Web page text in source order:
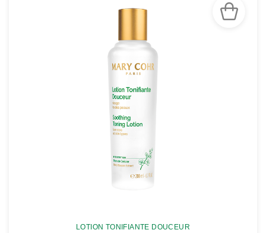
LOTION TONIFIANTE DOUCEUR